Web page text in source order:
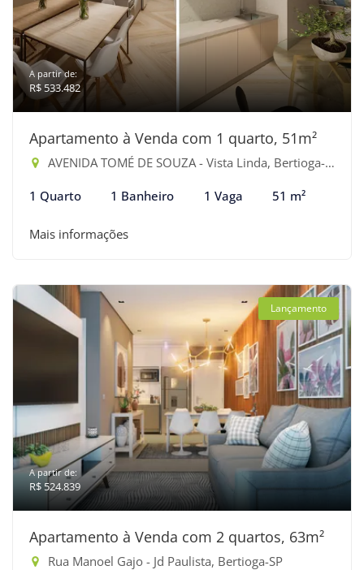
A partir de:
R$ 533.482
Apartamento à Venda com 1 quarto, 51m²
AVENIDA TOMÉ DE SOUZA - Vista Linda, Bertioga-SP
1 Quarto 1 Banheiro 1 Vaga 51 m²
Mais informações
Lançamento
A partir de:
R$ 524.839
Apartamento à Venda com 2 quartos, 63m²
Rua Manoel Gajo - Jd Paulista, Bertioga-SP